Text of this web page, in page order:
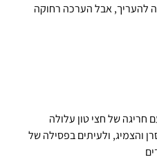
להעריך, אבל הערכה רחוקה
של חצי טון עלולה
והצמיג, ולעיתים בפסילה של